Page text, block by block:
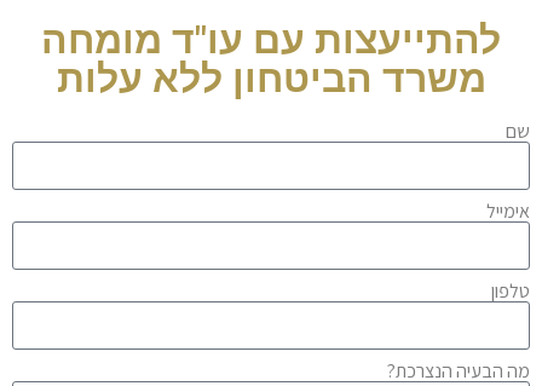
להתייעצות עם עו"ד מומחה
משרד הביטחון ללא עלות
שם
אימייל
טלפון
מה הבעיה הנצרכת?